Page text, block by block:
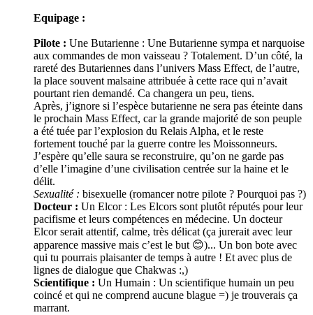
Equipage :
Pilote : Une Butarienne : Une Butarienne sympa et narquoise
aux commandes de mon vaisseau ? Totalement. D’un côté, la
rareté des Butariennes dans l’univers Mass Effect, de l’autre,
la place souvent malsaine attribuée à cette race qui n’avait
pourtant rien demandé. Ca changera un peu, tiens.
Après, j’ignore si l’espèce butarienne ne sera pas éteinte dans
le prochain Mass Effect, car la grande majorité de son peuple
a été tuée par l’explosion du Relais Alpha, et le reste
fortement touché par la guerre contre les Moissonneurs.
J’espère qu’elle saura se reconstruire, qu’on ne garde pas
d’elle l’imagine d’une civilisation centrée sur la haine et le
délit.
Sexualité : bisexuelle (romancer notre pilote ? Pourquoi pas ?)
Docteur : Un Elcor : Les Elcors sont plutôt réputés pour leur
pacifisme et leurs compétences en médecine. Un docteur
Elcor serait attentif, calme, très délicat (ça jurerait avec leur
apparence massive mais c’est le but 😊)... Un bon bote avec
qui tu pourrais plaisanter de temps à autre ! Et avec plus de
lignes de dialogue que Chakwas :,)
Scientifique : Un Humain : Un scientifique humain un peu
coincé et qui ne comprend aucune blague =) je trouverais ça
marrant.